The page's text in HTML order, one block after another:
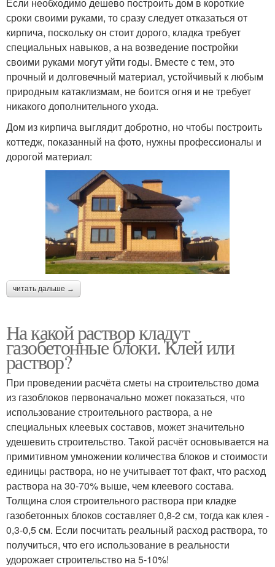
Если необходимо дешево построить дом в короткие
сроки своими руками, то сразу следует отказаться от
кирпича, поскольку он стоит дорого, кладка требует
специальных навыков, а на возведение постройки
своими руками могут уйти годы. Вместе с тем, это
прочный и долговечный материал, устойчивый к любым
природным катаклизмам, не боится огня и не требует
никакого дополнительного ухода.
Дом из кирпича выглядит добротно, но чтобы построить
коттедж, показанный на фото, нужны профессионалы и
дорогой материал:
читать дальше →
На какой раствор кладут
газобетонные блоки. Клей или
раствор?
При проведении расчёта сметы на строительство дома
из газоблоков первоначально может показаться, что
использование строительного раствора, а не
специальных клеевых составов, может значительно
удешевить строительство. Такой расчёт основывается на
примитивном умножении количества блоков и стоимости
единицы раствора, но не учитывает тот факт, что расход
раствора на 30-70% выше, чем клеевого состава.
Толщина слоя строительного раствора при кладке
газобетонных блоков составляет 0,8-2 см, тогда как клея -
0,3-0,5 см. Если посчитать реальный расход раствора, то
получиться, что его использование в реальности
удорожает строительство на 5-10%!